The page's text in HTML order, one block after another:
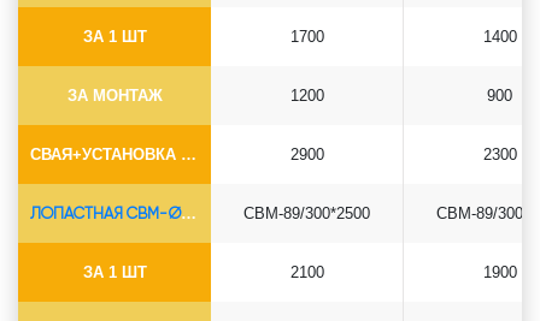
ЗА 1 ШТ
ЗА МОНТАЖ
СВАЯ+УСТАНОВКА (БЕЗ ОГОЛОВКА)
1700
1200
2900
1400
900
2300
ЛОПАСТНАЯ СВМ-Ø89*6.5
ЗА 1 ШТ
СВМ-89/300*2500
2100
СВМ-89/
1900